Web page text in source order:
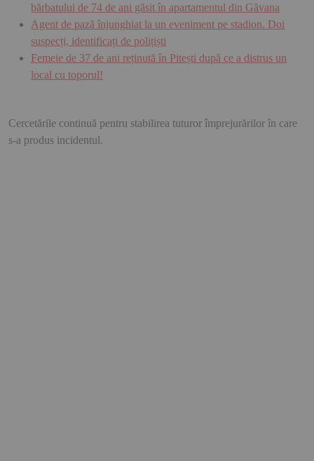
bărbatului de 74 de ani găsit în apartamentul din Găvana
Agent de pază înjunghiat la un eveniment pe stadion. Doi
suspecți, identificați de polițiști
Femeie de 37 de ani reținută în Pitești după ce a distrus un
local cu toporul!
Cercetările continuă pentru stabilirea tuturor împrejurărilor în care
s-a produs incidentul.